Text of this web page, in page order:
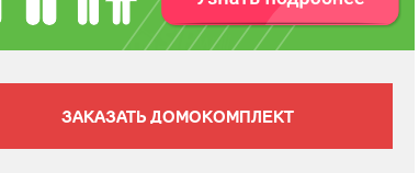
ЗАКАЗАТЬ ДОМОКОМПЛЕКТ